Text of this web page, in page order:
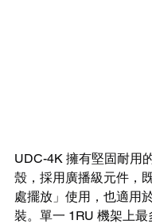
UDC-4K 擁有堅固耐用
殼，採用廣播級元件，
處擺放」使用，也適用
裝。單一 1RU 機架上